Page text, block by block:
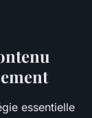
essentielle